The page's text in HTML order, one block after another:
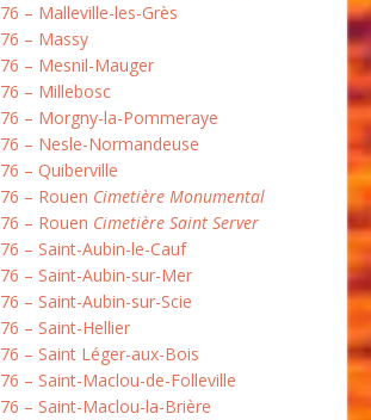
76 – Malleville-les-Grès
76 – Massy
76 – Mesnil-Mauger
76 – Millebosc
76 – Morgny-la-Pommeraye
76 – Nesle-Normandeuse
76 – Quiberville
76 – Rouen Cimetière Monumental
76 – Rouen Cimetière Saint Server
76 – Saint-Aubin-le-Cauf
76 – Saint-Aubin-sur-Mer
76 – Saint-Aubin-sur-Scie
76 – Saint-Hellier
76 – Saint Léger-aux-Bois
76 – Saint-Maclou-de-Folleville
76 – Saint-Maclou-la-Brière